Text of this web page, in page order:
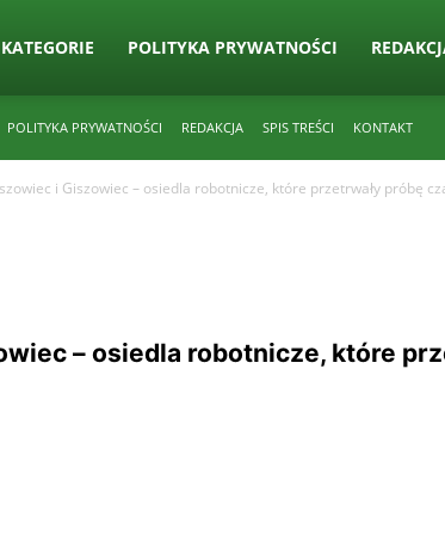
KATEGORIE POLITYKA PRYWATNOŚCI
POLITYKA PRYWATNOŚCI REDAKCJA SPIS TREŚCI KONTAKT
i Giszowiec – osiedla robotnicze, które przetrwały próbę
– osiedla robotnicze, które